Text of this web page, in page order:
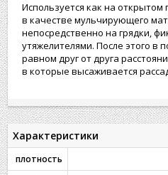
Используется как на открытом
в качестве мульчирующего
непосредственно на грядки,
утяжелителями. После этого в
равном друг от друга
в которые высаживается
Характеристики
плотность